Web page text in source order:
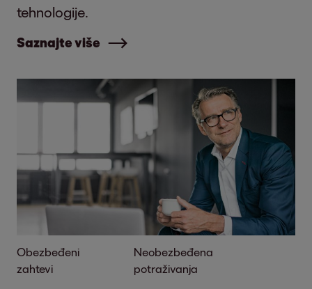
tehnologije.
Saznajte više
Obezbeđeni
zahtevi
Neobezbeđena
potraživanja